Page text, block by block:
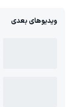
ویدیوهای بعدی